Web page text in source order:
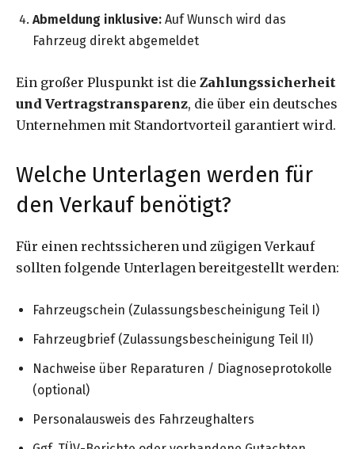
Abmeldung inklusive: Auf Wunsch wird das
Fahrzeug direkt abgemeldet
Ein großer Pluspunkt ist die Zahlungssicherheit
und Vertragstransparenz, die über ein deutsches
Unternehmen mit Standortvorteil garantiert wird.
Welche Unterlagen werden für
den Verkauf benötigt?
Für einen rechtssicheren und zügigen Verkauf
sollten folgende Unterlagen bereitgestellt werden:
Fahrzeugschein (Zulassungsbescheinigung Teil I)
Fahrzeugbrief (Zulassungsbescheinigung Teil II)
Nachweise über Reparaturen / Diagnoseprotokolle
(optional)
Personalausweis des Fahrzeughalters